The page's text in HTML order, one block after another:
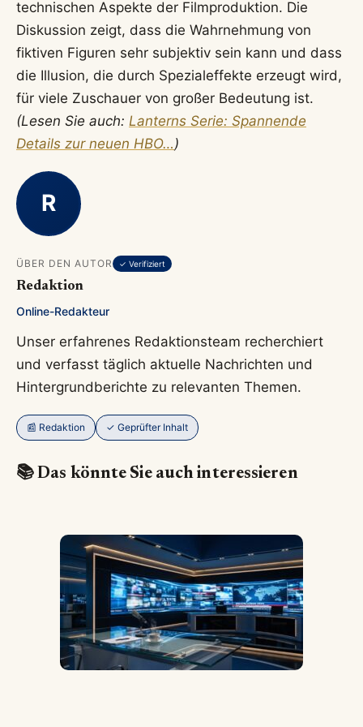
technischen Aspekte der Filmproduktion. Die
Diskussion zeigt, dass die Wahrnehmung von
fiktiven Figuren sehr subjektiv sein kann und dass
die Illusion, die durch Spezialeffekte erzeugt wird,
für viele Zuschauer von großer Bedeutung ist.
(Lesen Sie auch: Lanterns Serie: Spannende
Details zur neuen HBO…)
R
ÜBER DEN AUTOR ✓ Verifiziert
Redaktion
Online-Redakteur
Unser erfahrenes Redaktionsteam recherchiert
und verfasst täglich aktuelle Nachrichten und
Hintergrundberichte zu relevanten Themen.
📰 Redaktion ✓ Geprüfter Inhalt
📚 Das könnte Sie auch interessieren